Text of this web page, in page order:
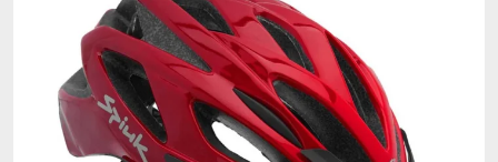
Accesorios
Consultorio
Blog